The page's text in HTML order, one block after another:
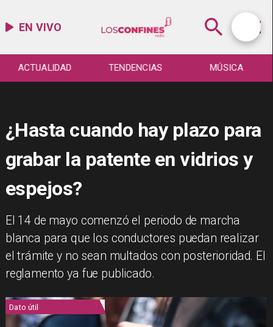
EN VIVO
ACTUALIDAD TENDENCIAS MÚSICA
¿Hasta cuando hay plazo para
grabar la patente en vidrios y
espejos?
El 14 de mayo comenzó el periodo de marcha
blanca para que los conductores puedan realizar
el trámite y no sean multados con posterioridad. El
reglamento ya fue publicado.
Dato útil